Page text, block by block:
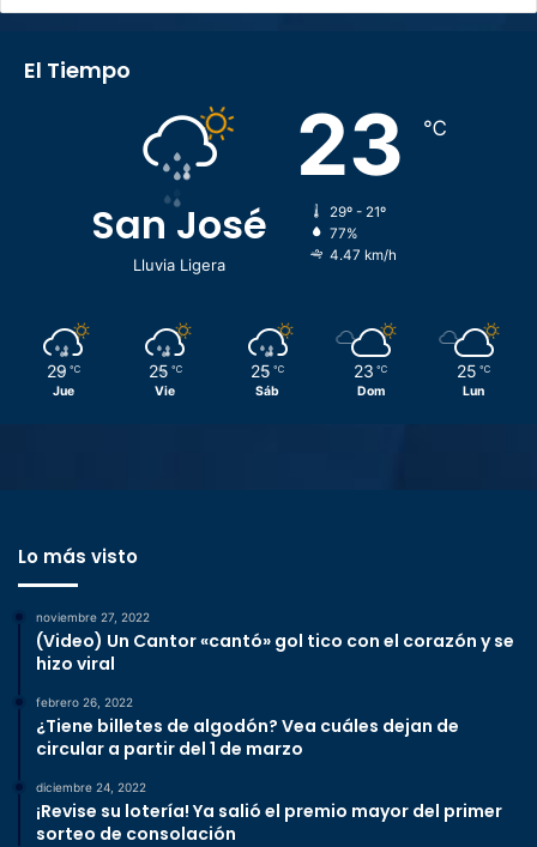
El Tiempo
San José
Lluvia Ligera
23 ℃
29º - 21º
77%
4.47 km/h
29 ℃
Jue
25 ℃
Vie
25 ℃
Sáb
23 ℃
Dom
25 ℃
Lun
Lo más visto
noviembre 27, 2022
(Video) Un Cantor «cantó» gol tico con el corazón y se
hizo viral
febrero 26, 2022
¿Tiene billetes de algodón? Vea cuáles dejan de
circular a partir del 1 de marzo
diciembre 24, 2022
¡Revise su lotería! Ya salió el premio mayor del primer
sorteo de consolación